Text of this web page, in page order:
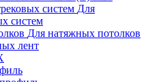
Для
систем
Для натяжных потолков
лент